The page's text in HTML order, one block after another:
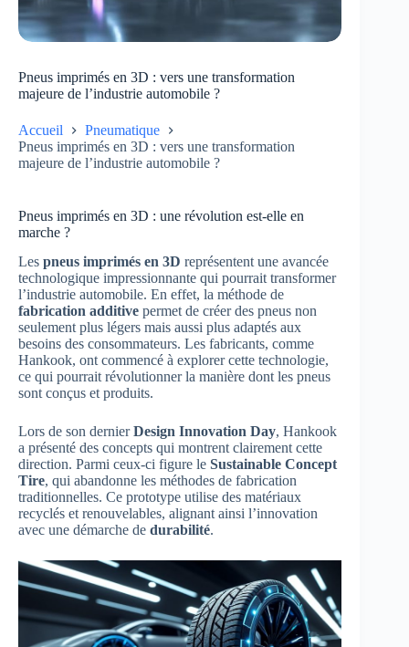
Pneus imprimés en 3D : vers une transformation
majeure de l’industrie automobile ?
Accueil
Pneumatique
Pneus imprimés en 3D : vers une transformation
majeure de l’industrie automobile ?
Pneus imprimés en 3D : une révolution est-elle en
marche ?
Les pneus imprimés en 3D représentent une avancée
technologique impressionnante qui pourrait transformer
l’industrie automobile. En effet, la méthode de
fabrication additive permet de créer des pneus non
seulement plus légers mais aussi plus adaptés aux
besoins des consommateurs. Les fabricants, comme
Hankook, ont commencé à explorer cette technologie,
ce qui pourrait révolutionner la manière dont les pneus
sont conçus et produits.
Lors de son dernierDesign Innovation Day, Hankook
a présenté des concepts qui montrent clairement cette
direction. Parmi ceux-ci figure le Sustainable Concept
Tire, qui abandonne les méthodes de fabrication
traditionnelles. Ce prototype utilise des matériaux
recyclés et renouvelables, alignant ainsi l’innovation
avec une démarche de durabilité.